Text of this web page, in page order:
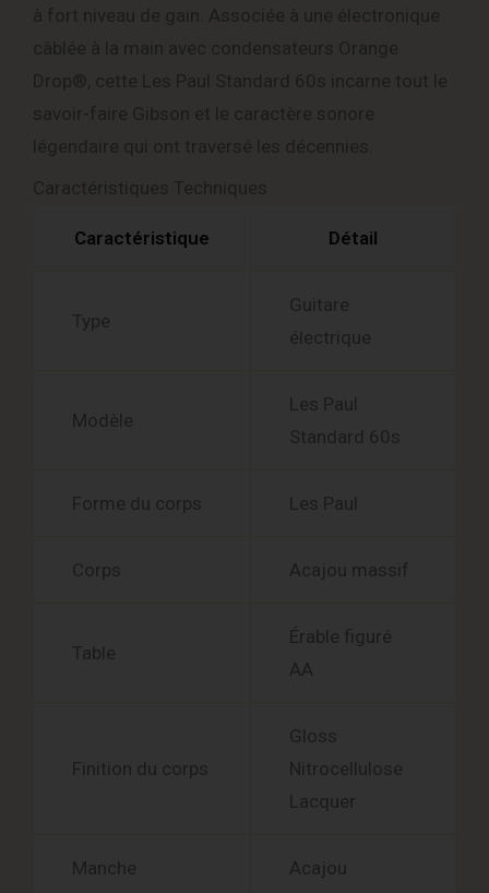
Caractéristique Détail
Type
Guitare
électrique
Modèle
Les Paul
Standard 60s
Forme du corps Les Paul
Corps Acajou massif
Table
Érable figuré
AA
Finition du corps
Gloss
Nitrocellulose
Lacquer
Manche Acajou